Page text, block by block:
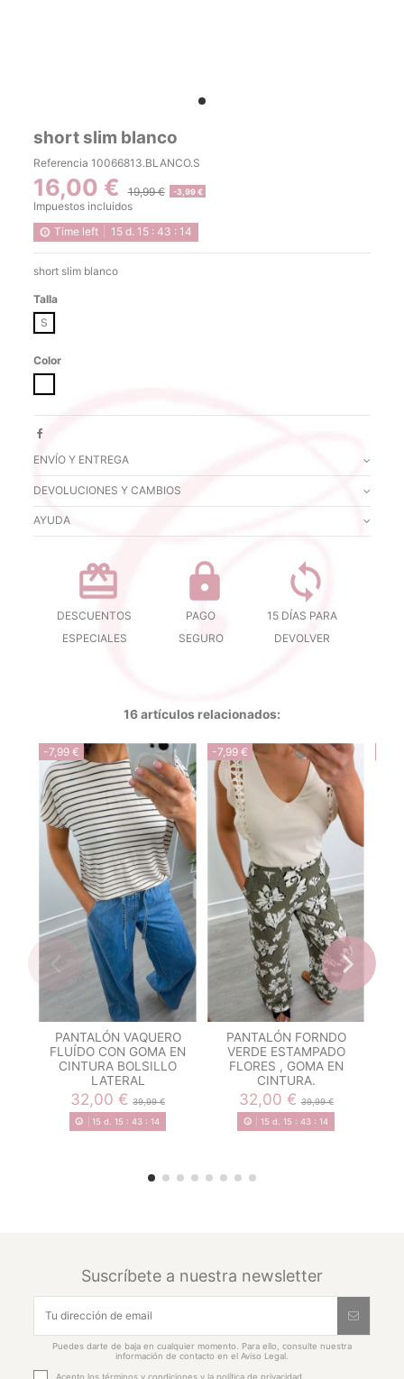
short slim blanco
Referencia 10066813.BLANCO.S
16,00 € 19,99 € -3,99 €
Impuestos incluidos
Time left
15d. 15: 43 : 13
short slim blanco
Talla
S
Color
ENVÍO Y ENTREGA
DEVOLUCIONES Y CAMBIOS
AYUDA
DESCUENTOS
ESPECIALES
PAGO
SEGURO
15 DÍAS PARA
DEVOLVER
16 artículos relacionados:
-7,99 €
PANTALÓN VAQUERO
FLUÍDO CON GOMA EN
CINTURA BOLSILLO
LATERAL
32,00 €39,99 €
15 d. 15 :43 :13
-7,99 €
PANTALÓN FORNDO
VERDE ESTAMPADO
FLORES , GOMA EN
CINTURA.
32,00 €39,99 €
15 d. 15 : 43: 13
Suscríbete a nuestra newsletter
Puedes darte de baja en cualquier momento. Para ello, consulte nuestra
información de contacto en el Aviso Legal.
Acepto lostérminos y condiciones y lapolítica de privacidad